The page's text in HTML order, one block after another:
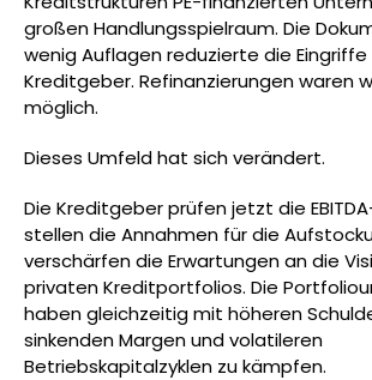
großen Handlungsspielraum. Die
wenig Auflagen reduzierte die
Kreditgeber. Refinanzierungen waren
möglich.
Dieses Umfeld hat sich verändert.
Die Kreditgeber prüfen jetzt die
stellen die Annahmen für die
verschärfen die Erwartungen an die
privaten Kreditportfolios. Die
haben gleichzeitig mit höheren
sinkenden Margen und volatileren
Betriebskapitalzyklen zu kämpfen.